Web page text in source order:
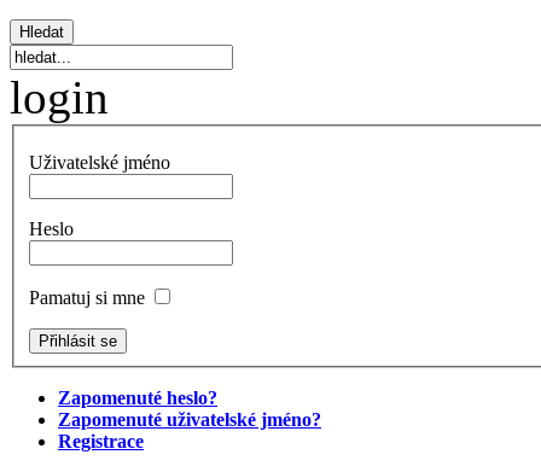
login
Uživatelské jméno
Heslo
Pamatuj si mne
Zapomenuté heslo?
Zapomenuté uživatelské jméno?
Registrace